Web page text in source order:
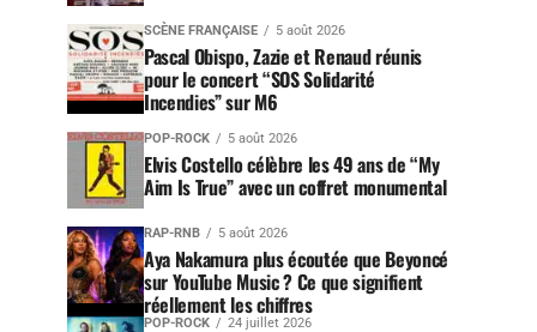
SCÈNE FRANÇAISE 5 août 2026
Pascal Obispo, Zazie et Renaud réunis
pour le concert “SOS Solidarité
Incendies” sur M6
POP-ROCK 5 août 2026
Elvis Costello célèbre les 49 ans de “My
Aim Is True” avec un coffret monumental
RAP-RNB 5 août 2026
Aya Nakamura plus écoutée que Beyoncé
sur YouTube Music ? Ce que signifient
réellement les chiffres
POP-ROCK 24 juillet 2026